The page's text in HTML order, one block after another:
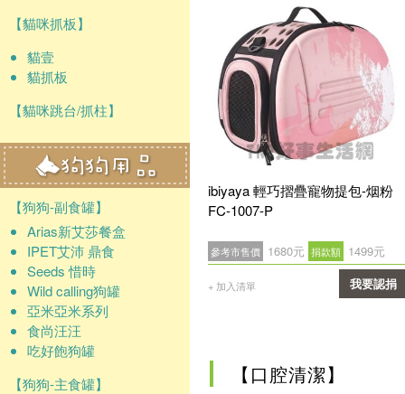
【貓咪抓板】
貓壹
貓抓板
【貓咪跳台/抓柱】
【狗狗-副食罐】
Arias新艾莎餐盒
IPET艾沛 鼎食
Seeds 惜時
Wild calling狗罐
亞米亞米系列
食尚汪汪
吃好飽狗罐
【狗狗-主食罐】
ibiyaya 輕巧摺疊寵物提包-烟粉
FC-1007-P
參考市售價 1680元 捐款額 1499元
+ 加入清單 我要認捐
【口腔清潔】